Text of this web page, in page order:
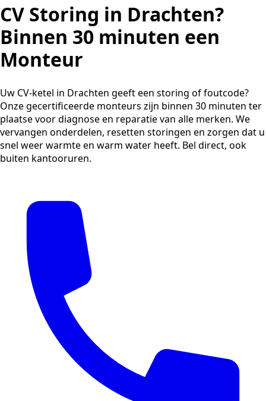
CV Storing in Drachten?
Binnen 30 minuten een
Monteur
Uw CV-ketel in Drachten geeft een storing of foutcode?
Onze gecertificeerde monteurs zijn binnen 30 minuten ter
plaatse voor diagnose en reparatie van alle merken. We
vervangen onderdelen, resetten storingen en zorgen dat u
snel weer warmte en warm water heeft. Bel direct, ook
buiten kantooruren.